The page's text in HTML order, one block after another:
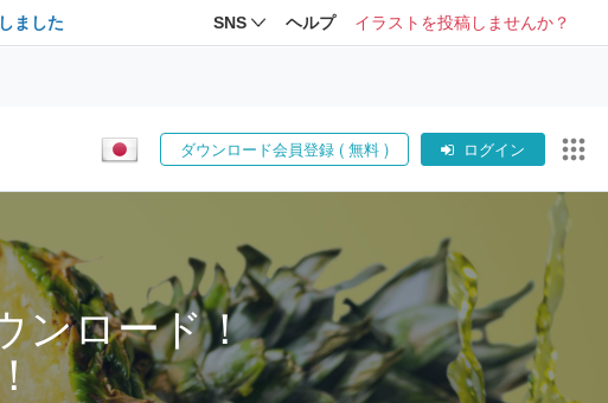
ました SNS ヘルプ イラストを投稿しませんか？
ダウンロード会員登録 ( 無料 ) ログイン
ンロード！